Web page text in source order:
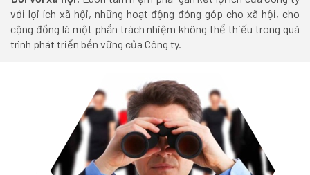
với lợi ích xã hội, những hoạt động đóng góp cho xã hội, cho
cộng đồng là một phần trách nhiệm không thể thiếu trong quá
trình phát triển bền vững của Công ty.